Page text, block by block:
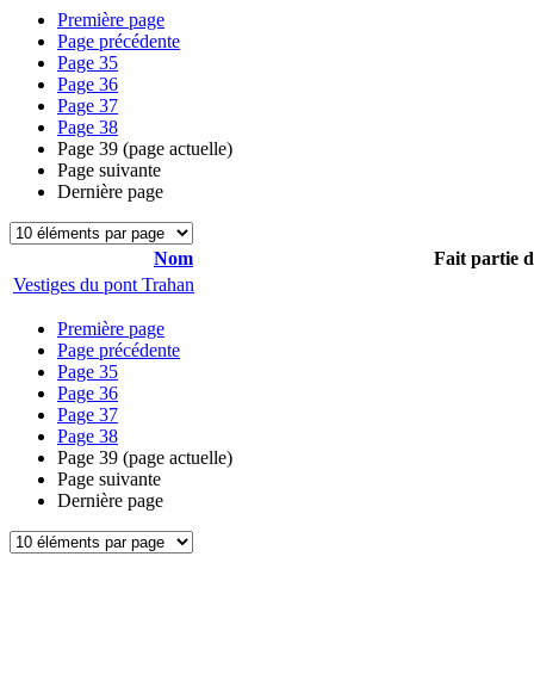
Première page
Page précédente
Page 35
Page 36
Page 37
Page 38
Page 39 (page actuelle)
Page suivante
Dernière page
Nom
Fait partie
Vestiges du pont Trahan
Première page
Page précédente
Page 35
Page 36
Page 37
Page 38
Page 39 (page actuelle)
Page suivante
Dernière page